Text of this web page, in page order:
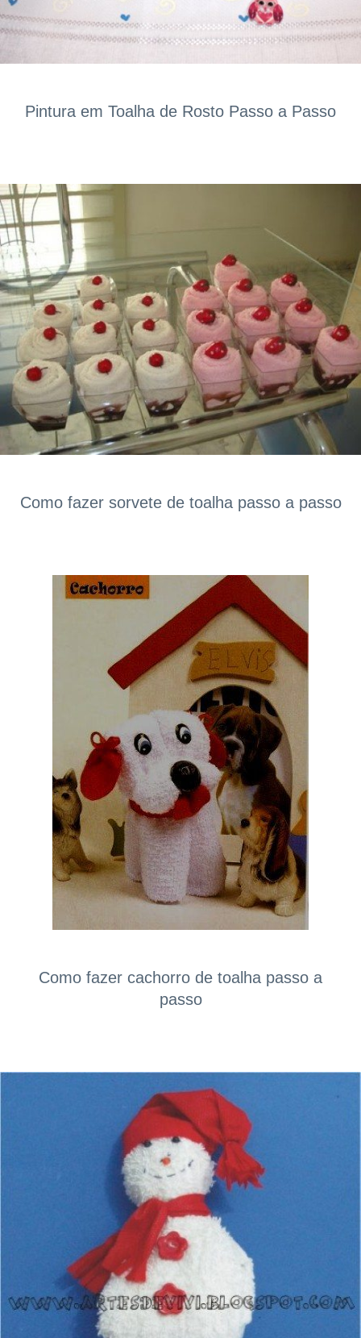
Pintura em Toalha de Rosto Passo a Passo
Como fazer sorvete de toalha passo a passo
Como fazer cachorro de toalha passo a
passo